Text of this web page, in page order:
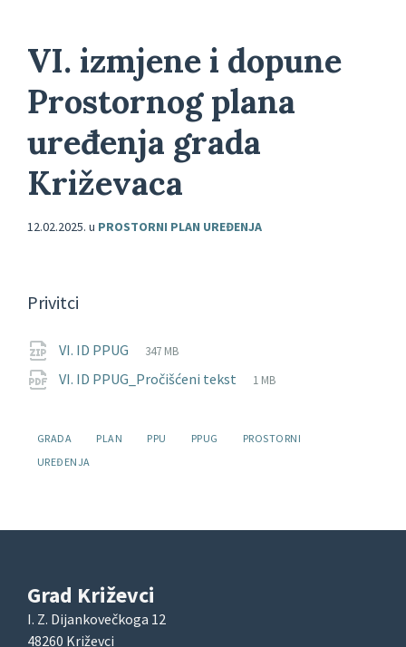
VI. izmjene i dopune
Prostornog plana
uređenja grada
Križevaca
12.02.2025. u PROSTORNI PLAN UREĐENJA
Privitci
VI. ID PPUG
File
zip
File
347 MB
VI. ID PPUG_Pročišćeni tekst
File
pdf
File
1 MB
Oznake:
GRADA PLAN PPU PPUG
PROSTORNI
UREĐENJA
Grad Križevci
I. Z. Dijankovečkoga 12
48260 Križevci